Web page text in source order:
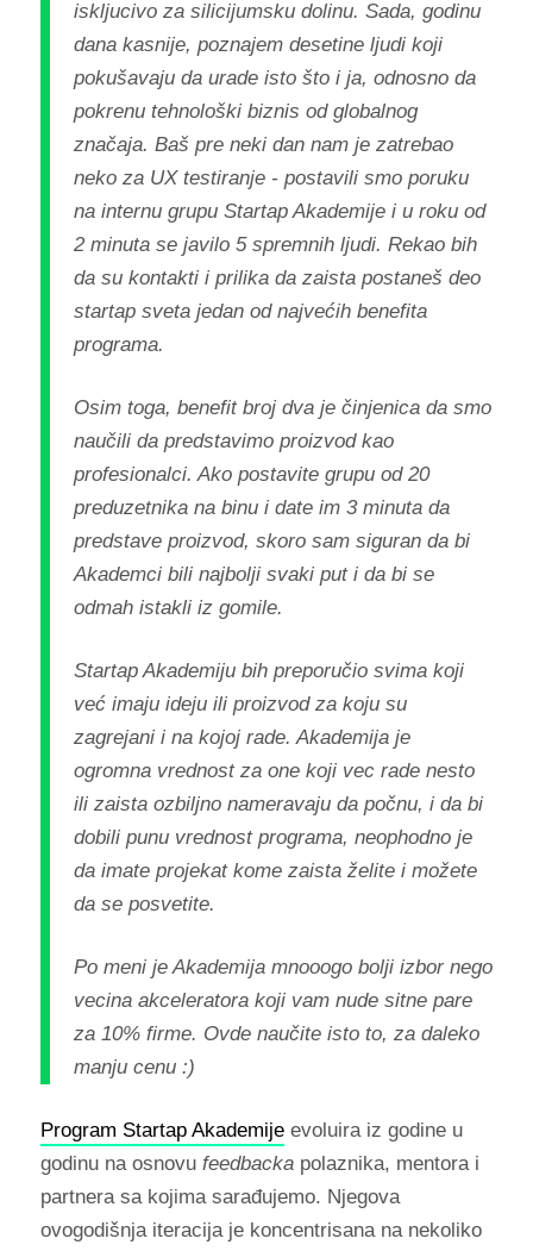
iskljucivo za silicijumsku dolinu. Sada, godinu
dana kasnije, poznajem desetine ljudi koji
pokušavaju da urade isto što i ja, odnosno da
pokrenu tehnološki biznis od globalnog
značaja. Baš pre neki dan nam je zatrebao
neko za UX testiranje - postavili smo poruku
na internu grupu Startap Akademije i u roku od
2 minuta se javilo 5 spremnih ljudi. Rekao bih
da su kontakti i prilika da zaista postaneš deo
startap sveta jedan od najvećih benefita
programa.
Osim toga, benefit broj dva je činjenica da smo
naučili da predstavimo proizvod kao
profesionalci. Ako postavite grupu od 20
preduzetnika na binu i date im 3 minuta da
predstave proizvod, skoro sam siguran da bi
Akademci bili najbolji svaki put i da bi se
odmah istakli iz gomile.
Startap Akademiju bih preporučio svima koji
već imaju ideju ili proizvod za koju su
zagrejani i na kojoj rade. Akademija je
ogromna vrednost za one koji vec rade nesto
ili zaista ozbiljno nameravaju da počnu, i da bi
dobili punu vrednost programa, neophodno je
da imate projekat kome zaista želite i možete
da se posvetite.
Po meni je Akademija mnooogo bolji izbor nego
vecina akceleratora koji vam nude sitne pare
za 10% firme. Ovde naučite isto to, za daleko
manju cenu :)
Program Startap Akademijeevoluira iz godine u
godinu na osnovu feedbackapolaznika, mentora i
partnera sa kojima sarađujemo. Njegova
ovogodišnja iteracija je koncentrisana na nekoliko